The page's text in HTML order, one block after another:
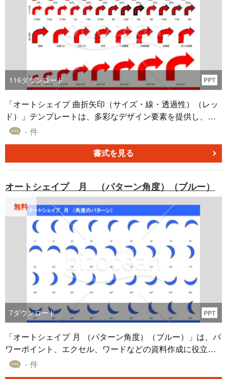
116ダウンロード PPT
「オートシェイプ 曲折矢印（サイズ・線・透過性）（レッ
ド）」テンプレートは、多彩なデザイン要素を提供し、プ
ロジェクトに個性を加えるのに最適な素材集です。このテ
類、透過性をさまざまなパターンでご利用いただけます。
これにより、パワーポイント、エクセル、ワードなどのオ
テーションを効果的に作成できます。 「オートシェイプ 曲
折矢印（サイズ・線・透過性）（レッド）」テンプレート
は、プロジェクトの視覚的な魅力を向上させ、プレゼンテ
ーションのプロフェッショナリズムを高めるのに役立ちま
す。このテンプレートは無料でダウンロード可能で、すぐ
にご利用いただけます。資料制作を効率的に、プロの仕上
- 件
書式を見る
オートシェイプ 月 （パターン角度）（ブルー）
無料
7ダウンロード PPT
「オートシェイプ 月 （パターン角度）（ブルー）」は、パ
ワーポイント、エクセル、ワードなどの資料作成に役立つ
無料ダウンロード可能な素材です。 この素材の最大のメリ
- 件